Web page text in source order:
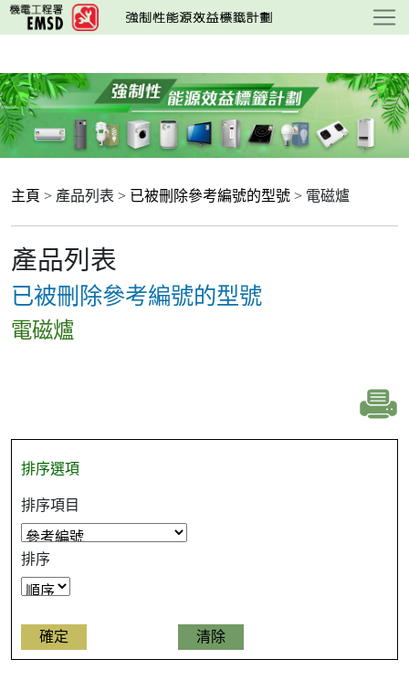
跳
至
要
內
容
主頁 > 產品列表 > 已被刪除參考編號的型號 > 電磁爐
產品列表
已被刪除參考編號的型號
電磁爐
排序選項
排序項目
排序